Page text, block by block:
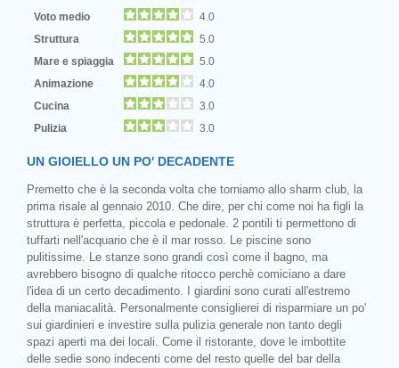
Voto medio
4.0
Struttura
5.0
Mare e spiaggia
5.0
Animazione
4.0
Cucina
3.0
Pulizia
3.0
UN GIOIELLO UN PO' DECADENTE
Premetto che è la seconda volta che torniamo allo sharm club, la
prima risale al gennaio 2010. Che dire, per chi come noi ha figli la
struttura è perfetta, piccola e pedonale. 2 pontili ti permettono di
tuffarti nell'acquario che è il mar rosso. Le piscine sono
pulitissime. Le stanze sono grandi così come il bagno, ma
avrebbero bisogno di qualche ritocco perchè comiciano a dare
l'idea di un certo decadimento. I giardini sono curati all'estremo
della maniacalità. Personalmente consiglierei di risparmiare un po'
sui giardinieri e investire sulla pulizia generale non tanto degli
spazi aperti ma dei locali. Come il ristorante, dove le imbottite
delle sedie sono indecenti come del resto quelle del bar della